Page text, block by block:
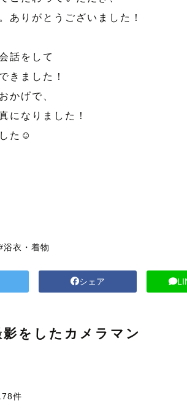
ありがとうございました！
話をして
きました！
かげで、
になりました！
た☺︎
浴衣・着物
シェア
影をしたカメラマン
件